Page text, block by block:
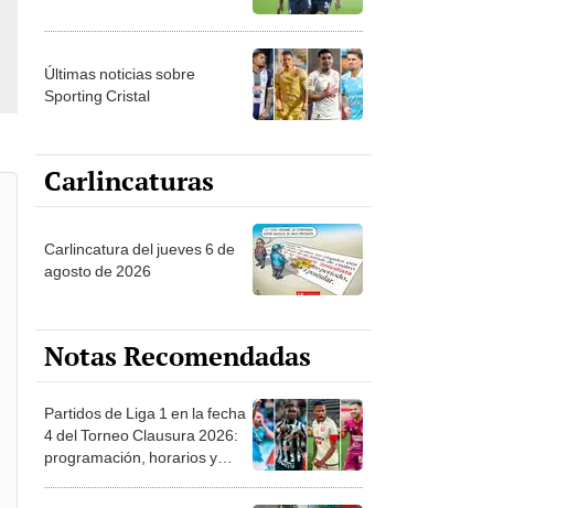
Últimas noticias sobre
Sporting Cristal
Carlincaturas
Carlincatura del jueves 6 de
agosto de 2026
Notas Recomendadas
Partidos de Liga 1 en la fecha
4 del Torneo Clausura 2026:
programación, horarios y